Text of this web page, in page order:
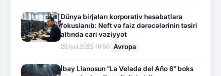
Dünya birjaları korporativ hesabatlara
fokuslanıb: Neft və faiz dərəcələrinin təsiri
altında cari vəziyyət
26.İyul.2026 10:50 Avropa
İbay Llanosun "La Velada del Año 6" boks